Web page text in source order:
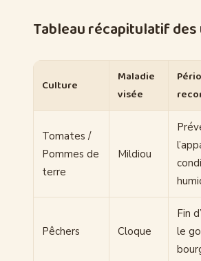
Tableau récapitulatif des
Culture
Maladie
visée
Tomates /
Pommes de
terre
Mildiou
Pêchers Cloque
Fin
le